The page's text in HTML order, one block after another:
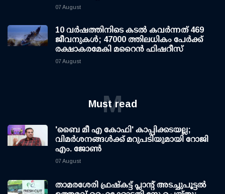
07 August
10 വര്‍ഷത്തിനിടെ കടല്‍ കവര്‍ന്നത് 469
ജീവനുകള്‍; 47000 ത്തിലധികം പേര്‍ക്ക്
രക്ഷാകരമേകി മറൈന്‍ ഫിഷറീസ്
07 August
Must read
M
'ബൈ മീ എ കോഫി' കാപ്പിക്കടയല്ല;
വിമര്‍ശനങ്ങള്‍ക്ക് മറുപടിയുമായി റോജി
എം. ജോണ്‍
07 August
താമരശേരി ഫ്രഷ്കട്ട് പ്ലാന്റ് അടച്ചുപൂട്ടൽ